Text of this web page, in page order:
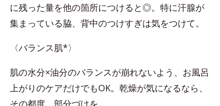
に残った量を他の箇所につけると◎。特に汗腺が
集まっている脇、背中のつけすぎは気をつけて。
〈バランス肌*〉
肌の水分×油分のバランスが崩れないよう、お風呂
上がりのケアだけでもOK。乾燥が気になるなら、